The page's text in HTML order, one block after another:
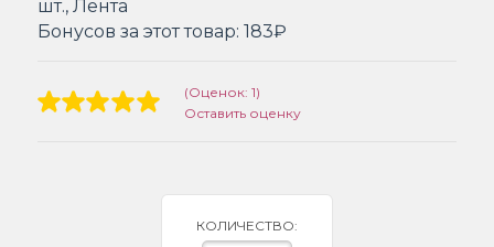
шт., Лента
Бонусов за этот товар: 183₽
(Оценок: 1)
Оставить оценку
КОЛИЧЕСТВО: